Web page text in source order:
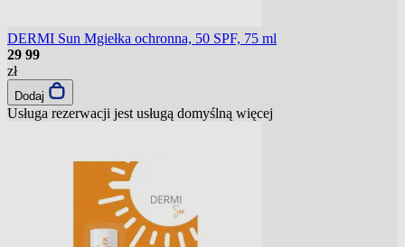
DERMI Sun Mgiełka ochronna, 50 SPF, 75 ml
29 99
zł
Dodaj
Usługa rezerwacji jest usługą domyślną więcej